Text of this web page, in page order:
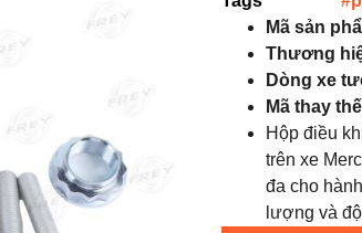
Mã sản
Thương
Dòng xe
Mã thay
Hộp điều
trên xe
đa cho
lượng và